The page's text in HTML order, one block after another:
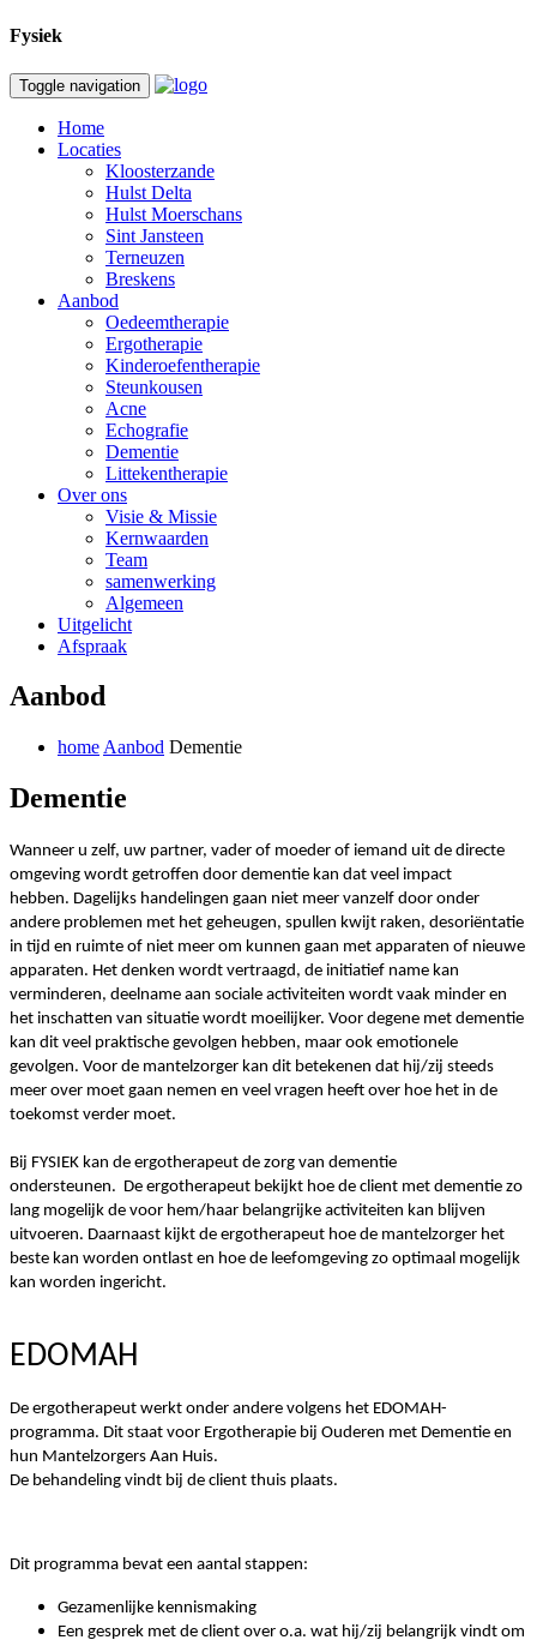
Fysiek
Toggle navigation
Home
Locaties
Kloosterzande
Hulst Delta
Hulst Moerschans
Sint Jansteen
Terneuzen
Breskens
Aanbod
Oedeemtherapie
Ergotherapie
Kinderoefentherapie
Steunkousen
Acne
Echografie
Dementie
Littekentherapie
Over ons
Visie & Missie
Kernwaarden
Team
samenwerking
Algemeen
Uitgelicht
Afspraak
Aanbod
home Aanbod Dementie
Dementie
Wanneer u zelf, uw partner, vader of moeder of iemand uit de directe
omgeving wordt getroffen door dementie kan dat veel impact
hebben. Dagelijks handelingen gaan niet meer vanzelf door onder
andere problemen met het geheugen, spullen kwijt raken, desoriëntatie
in tijd en ruimte of niet meer om kunnen gaan met apparaten of nieuwe
apparaten. Het denken wordt vertraagd, de initiatief name kan
verminderen, deelname aan sociale activiteiten wordt vaak minder en
het inschatten van situatie wordt moeilijker. Voor degene met dementie
kan dit veel praktische gevolgen hebben, maar ook emotionele
gevolgen. Voor de mantelzorger kan dit betekenen dat hij/zij steeds
meer over moet gaan nemen en veel vragen heeft over hoe het in de
toekomst verder moet.
Bij FYSIEK kan de ergotherapeut de zorg van dementie
ondersteunen. De ergotherapeut bekijkt hoe de client met dementie zo
lang mogelijk de voor hem/haar belangrijke activiteiten kan blijven
uitvoeren. Daarnaast kijkt de ergotherapeut hoe de mantelzorger het
beste kan worden ontlast en hoe de leefomgeving zo optimaal mogelijk
kan worden ingericht.
EDOMAH
De ergotherapeut werkt onder andere volgens het EDOMAH-
programma. Dit staat voor Ergotherapie bij Ouderen met Dementie en
hun Mantelzorgers Aan Huis.
De behandeling vindt bij de client thuis plaats.
Dit programma bevat een aantal stappen:
Gezamenlijke kennismaking
Een gesprek met de client over o.a. wat hij/zij belangrijk vindt om